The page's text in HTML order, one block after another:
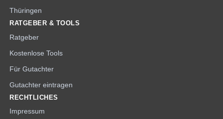
Thüringen
RATGEBER & TOOLS
Ratgeber
Kostenlose Tools
Für Gutachter
Gutachter eintragen
RECHTLICHES
Impressum